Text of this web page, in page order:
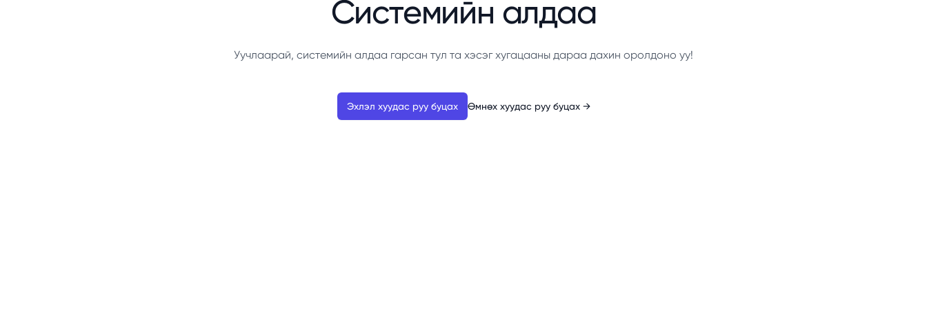
Системийн алдаа
Уучлаарай, системийн алдаа гарсан тул та хэсэг хугацааны дараа дахин оролдоно уу!
Эхлэл хуудас руу буцах Өмнөх хуудас руу буцах →